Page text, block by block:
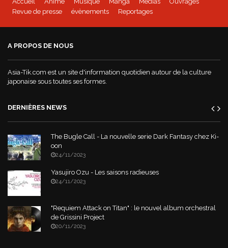
Revue de presse
évènements Reportages
A PROPOS DE NOUS
Asia-Tik.com est un site d'information quotidien autour de la culture
japonaise sous toutes ses formes.
DERNIÈRES NEWS
The Bugle Call - La nouvelle serie Dark Fantasy chez Ki-
oon
24/11/2023
Yasujiro Ozu - Les saisons radieuses
24/11/2023
"Requiem Attack on Titan" : le nouvel album orchestral
de Grissini Project
20/11/2023